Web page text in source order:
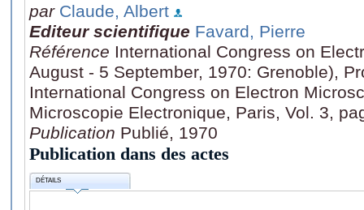
par Claude, Albert
Editeur scientifique Favard, Pierre
Référence International Congress on
August - 5 September, 1970: Grenoble),
International Congress on Electron
Microscopie Electronique, Paris, Vol. 3,
Publication Publié, 1970
Publication dans des actes
DÉTAILS